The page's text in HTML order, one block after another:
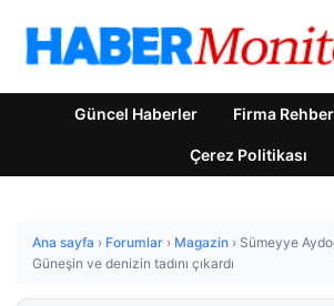
Güncel Haberler Firma
Çerez Politikası
Ana sayfa › Forumlar › Magazin › Sümeyye
Güneşin ve denizin tadını çıkardı